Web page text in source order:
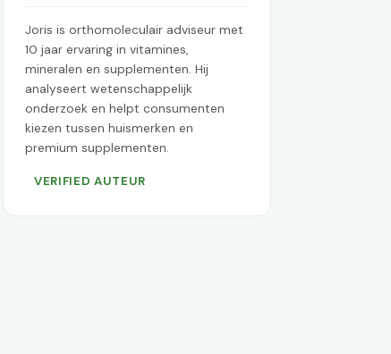
Joris is orthomoleculair adviseur met
10 jaar ervaring in vitamines,
mineralen en supplementen. Hij
analyseert wetenschappelijk
onderzoek en helpt consumenten
kiezen tussen huismerken en
premium supplementen.
VERIFIED AUTEUR